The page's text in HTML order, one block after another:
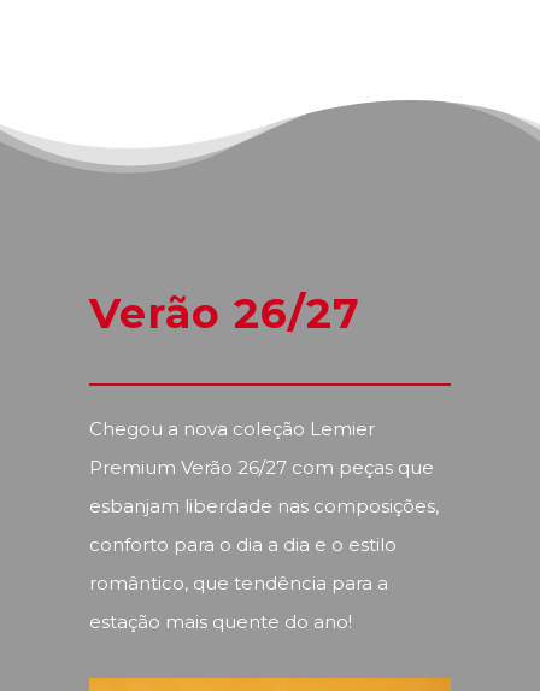
Verão 26/27
Chegou a nova coleção Lemier
Premium Verão 26/27 com peças que
esbanjam liberdade nas composições,
conforto para o dia a dia e o estilo
romântico, que tendência para a
estação mais quente do ano!